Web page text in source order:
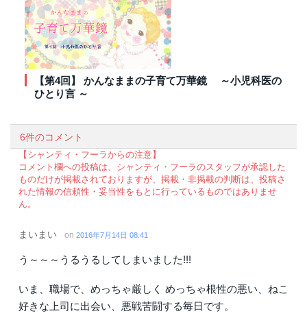
【第4回】 かんなままの子育て万華鏡 ～小児科医の
ひとり言 ～
6件のコメント
【シャンティ・フーラからの注意】
コメント欄への投稿は、シャンティ・フーラのスタッフが承認した
ものだけが掲載されておりますが、掲載・非掲載の判断は、投稿さ
れた情報の信頼性・妥当性をもとに行っているものではありませ
ん。
まいまい on 2016年7月14日 08:41
う～～～うるうるしてしまいました!!!
いま、職場で、めっちゃ厳しく めっちゃ根性の悪い、ねこ
好きな上司に出会い、悪戦苦闘する毎日です。